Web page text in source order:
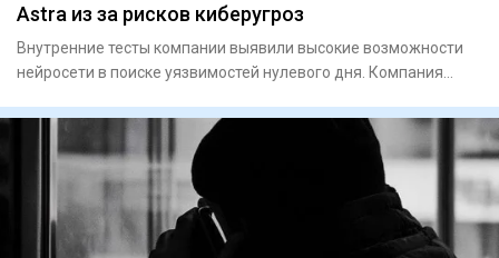
Astra из за рисков киберугроз
Внутренние тесты компании выявили высокие возможности
нейросети в поиске уязвимостей нулевого дня. Компания